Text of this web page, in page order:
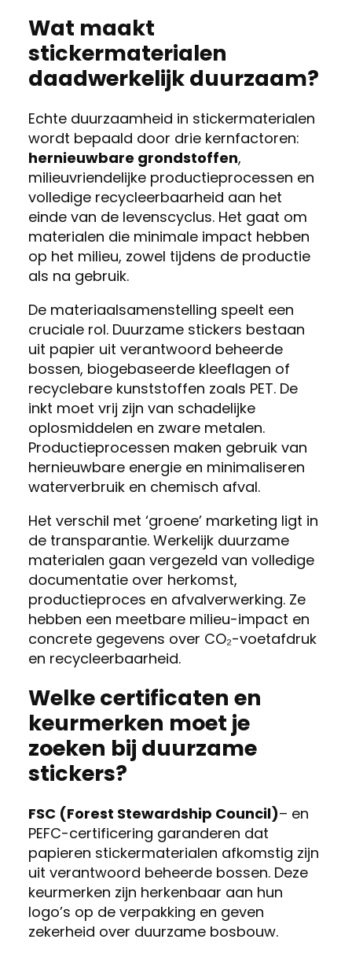
Wat maakt
stickermaterialen
daadwerkelijk duurzaam?
Echte duurzaamheid in stickermaterialen
wordt bepaald door drie kernfactoren:
hernieuwbare grondstoffen,
milieuvriendelijke productieprocessen en
volledige recycleerbaarheid aan het
einde van de levenscyclus. Het gaat om
materialen die minimale impact hebben
op het milieu, zowel tijdens de productie
als na gebruik.
De materiaalsamenstelling speelt een
cruciale rol. Duurzame stickers bestaan
uit papier uit verantwoord beheerde
bossen, biogebaseerde kleeflagen of
recyclebare kunststoffen zoals PET. De
inkt moet vrij zijn van schadelijke
oplosmiddelen en zware metalen.
Productieprocessen maken gebruik van
hernieuwbare energie en minimaliseren
waterverbruik en chemisch afval.
Het verschil met ‘groene’ marketing ligt in
de transparantie. Werkelijk duurzame
materialen gaan vergezeld van volledige
documentatie over herkomst,
productieproces en afvalverwerking. Ze
hebben een meetbare milieu-impact en
concrete gegevens over CO₂-voetafdruk
en recycleerbaarheid.
Welke certificaten en
keurmerken moet je
zoeken bij duurzame
stickers?
FSC (Forest Stewardship Council)– en
PEFC-certificering garanderen dat
papieren stickermaterialen afkomstig zijn
uit verantwoord beheerde bossen. Deze
keurmerken zijn herkenbaar aan hun
logo’s op de verpakking en geven
zekerheid over duurzame bosbouw.